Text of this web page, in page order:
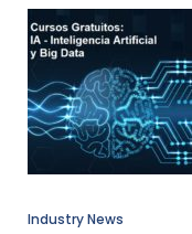
Industry News